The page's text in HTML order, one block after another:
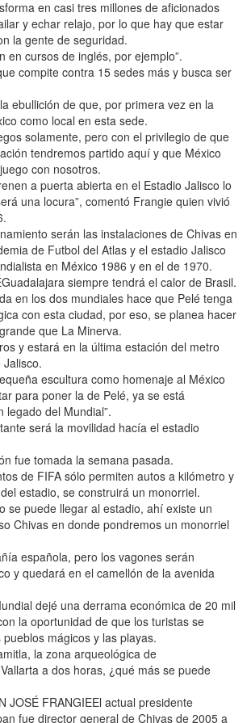
en casi tres millones de aficionados
y echar relajo, por lo que hay que estar
la gente de seguridad.
en cursos de inglés, por ejemplo”.
compite contra 15 sedes más y busca ser
ebullición de que, por primera vez en la
como local en esta sede.
solamente, pero con el privilegio de que
tendremos partido aquí y que México
con nosotros.
a puerta abierta en el Estadio Jalisco lo
una locura”, comentó Frangie quien vivió
serán las instalaciones de Chivas en
de Futbol del Atlas y el estadio Jalisco
en México 1986 y en el de 1970.
siempre tendrá el calor de Brasil.
en los dos mundiales hace que Pelé tenga
con esta ciudad, por eso, se planea hacer
que La Minerva.
y estará en la última estación del metro
escultura como homenaje al México
para poner la de Pelé, ya se está
legado del Mundial”.
será la movilidad hacía el estadio
fue tomada la semana pasada.
de FIFA sólo permiten autos a kilómetro y
estadio, se construirá un monorriel.
se puede llegar al estadio, ahí existe un
Chivas en donde pondremos un monorriel
española, pero los vagones serán
y quedará en el camellón de la avenida
dejé una derrama económica de 20 mil
la oportunidad de que los turistas se
mágicos y las playas.
la zona arqueológica de
a dos horas, ¿qué más se puede
JOSÉ FRANGIEEl actual presidente
fue director general de Chivas de 2005 a